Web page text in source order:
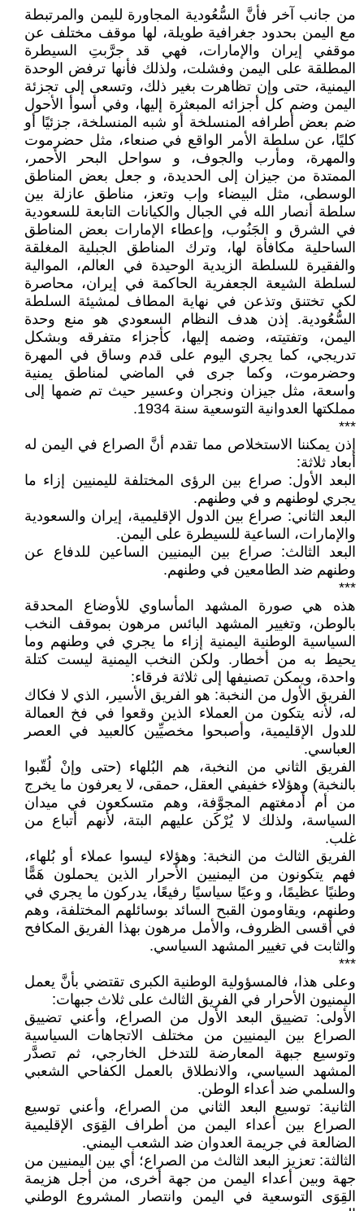
من جانب آخر فأنَّ السُّعُودية المجاورة لليمن والمرتبطة
مع اليمن بحدود جغرافية طويلة، لها موقف مختلف عن
موقفي إيران والإمارات، فهي قد جرَّبتِ السيطرة
المطلقة على اليمن وفشلت، ولذلك فأنها ترفض الوحدة
اليمنية، حتى وإن تظاهرت بغير ذلك، وتسعى إلى تجزئة
اليمن وضم كل أجزائه المبعثرة إليها، وفي أسوأ الأحول
ضم بعض أطرافه المنسلخة أو شبه المنسلخة، جزئيًا أو
كليًا، عن سلطة الأمر الواقع في صنعاء، مثل حضرموت
والمهرة، ومأرب والجوف، و سواحل البحر الأحمر،
الممتدة من جيزان إلى الحديدة، و جعل بعض المناطق
الوسطى، مثل البيضاء وإب وتعز، مناطق عازلة بين
سلطة أنصار الله في الجبال والكيانات التابعة للسعودية
في الشرق و الجَنُوب، وإعطاء الإمارات بعض المناطق
الساحلية مكافأة لها، وترك المناطق الجبلية المغلقة
والفقيرة للسلطة الزيدية الوحيدة في العالم، الموالية
لسلطة الشيعة الجعفرية الحاكمة في إيران، محاصرة
لكي تختنق وتذعن في نهاية المطاف لمشيئة السلطة
السُّعُودية. إذن هدف النظام السعودي هو منع وحدة
اليمن، وتفتيته، وضمه إليها، كأجزاء متفرقه وبشكل
تدريجي، كما يجري اليوم على قدم وساق في المهرة
وحضرموت، وكما جرى في الماضي لمناطق يمنية
واسعة، مثل جيزان ونجران وعسير حيث تم ضمها إلى
مملكتها العدوانية التوسعية سنة 1934.
***
إذن يمكننا الاستخلاص مما تقدم أنَّ الصراع في اليمن له
أبعاد ثلاثة:
البعد الأول: صراع بين الرؤى المختلفة لليمنيين إزاء ما
يجري لوطنهم و في وطنهم.
البعد الثاني: صراع بين الدول الإقليمية، إيران والسعودية
والإمارات، الساعية للسيطرة على اليمن.
البعد الثالث: صراع بين اليمنيين الساعين للدفاع عن
وطنهم ضد الطامعين في وطنهم.
***
هذه هي صورة المشهد المأساوي للأوضاع المحدقة
بالوطن، وتغيير المشهد البائس مرهون بموقف النخب
السياسية الوطنية اليمنية إزاء ما يجري في وطنهم وما
يحيط به من أخطار. ولكن النخب اليمنية ليست كتلة
واحدة، ويمكن تصنيفها إلى ثلاثة فرقاء:
الفريق الأول من النخبة: هو الفريق الأسير، الذي لا فكاك
له، لأنه يتكون من العملاء الذين وقعوا في فخ العمالة
للدول الإقليمية، وأصبحوا مخصيِّين كالعبيد في العصر
العباسي.
الفريق الثاني من النخبة، هم البُلهاء (حتى وإنْ لُقّبوا
بالنخبة) وهؤلاء خفيفي العقل، حمقى، لا يعرفون ما يخرج
من أم أدمغتهم المجوَّفة، وهم متسكعون في ميدان
السياسة، ولذلك لا يُرْكَن عليهم البتة، لأنهم أتباع من
غلب.
الفريق الثالث من النخبة: وهؤلاء ليسوا عملاء أو بُلهاء،
فهم يتكونون من اليمنيين الأحرار الذين يحملون هَمًّا
وطنيًا عظيمًا، و وعيًا سياسيًا رفيعًا، يدركون ما يجري في
وطنهم، ويقاومون القبح السائد بوسائلهم المختلفة، وهم
في أقسى الظروف، والأمل مرهون بهذا الفريق المكافح
والثابت في تغيير المشهد السياسي.
***
وعلى هذا، فالمسؤولية الوطنية الكبرى تقتضي بأنَّ يعمل
اليمنيون الأحرار في الفريق الثالث على ثلاث جبهات:
الأولى: تضييق البعد الأول من الصراع، وأعني تضييق
الصراع بين اليمنيين من مختلف الاتجاهات السياسية
وتوسيع جبهة المعارضة للتدخل الخارجي، ثم تصدَّر
المشهد السياسي، والانطلاق بالعمل الكفاحي الشعبي
والسلمي ضد أعداء الوطن.
الثانية: توسيع البعد الثاني من الصراع، وأعني توسيع
الصراع بين أعداء اليمن من أطراف القِوَى الإقليمية
الضالعة في جريمة العدوان ضد الشعب اليمني.
الثالثة: تعزيز البعد الثالث من الصراع؛ أي بين اليمنيين من
جهة وبين أعداء اليمن من جهة أخرى، من أجل هزيمة
القِوَى التوسعية في اليمن وانتصار المشروع الوطني